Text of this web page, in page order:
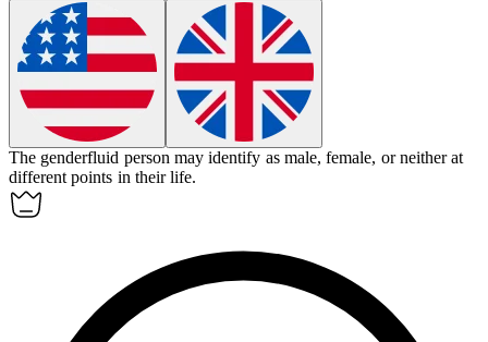
The genderfluid person may identify as male, female, or neither at
different points in their life.